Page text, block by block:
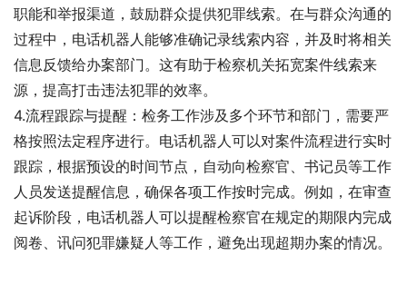
职能和举报渠道，鼓励群众提供犯罪线索。在与群众沟通的
过程中，电话机器人能够准确记录线索内容，并及时将相关
信息反馈给办案部门。这有助于检察机关拓宽案件线索来
源，提高打击违法犯罪的效率。
4.流程跟踪与提醒：检务工作涉及多个环节和部门，需要严
格按照法定程序进行。电话机器人可以对案件流程进行实时
跟踪，根据预设的时间节点，自动向检察官、书记员等工作
人员发送提醒信息，确保各项工作按时完成。例如，在审查
起诉阶段，电话机器人可以提醒检察官在规定的期限内完成
阅卷、讯问犯罪嫌疑人等工作，避免出现超期办案的情况。